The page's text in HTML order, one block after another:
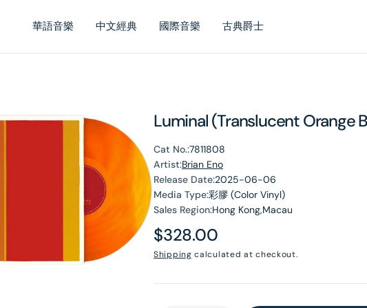
華語音樂 中文經典 國際音樂 古典爵士
Luminal (Translucent Orange
Cat No.:7811808
Artist:Brian Eno
Release Date:2025-06-06
Media Type:彩膠 (Color Vinyl)
Sales Region:Hong Kong,Macau
Regular
price
$328.00
Shipping calculated at checkout.